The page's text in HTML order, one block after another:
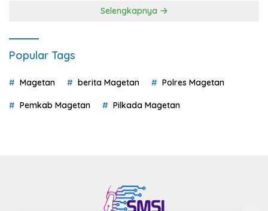
Selengkapnya
Popular Tags
Magetan berita Magetan Polres Magetan
Pemkab Magetan Pilkada Magetan